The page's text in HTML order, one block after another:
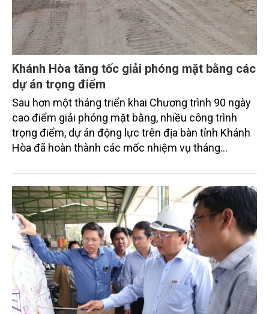
Khánh Hòa tăng tốc giải phóng mặt bằng các
dự án trọng điểm
Sau hơn một tháng triển khai Chương trình 90 ngày
cao điểm giải phóng mặt bằng, nhiều công trình
trọng điểm, dự án động lực trên địa bàn tỉnh Khánh
Hòa đã hoàn thành các mốc nhiệm vụ tháng
vụ tháng 8 và tháng 9 đang được tiếp tục triển khai
với tiến độ khác nhau.